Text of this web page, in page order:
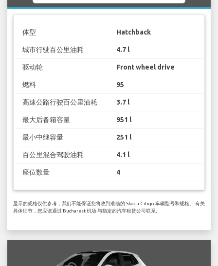
体型 Hatchback
城市行驶百公里油耗 4.7 l
驱动轮 Front wheel drive
燃料 95
高速公路行驶百公里油耗 3.7 l
最大后备箱容量 951 l
最小中继容量 251 l
百公里混合驾驶油耗 4.1 l
座位数量 4
显示的规格仅供参考，我们不能保证您将收到准确的 Skoda Citigo 车辆型号和规格。 有关
具体细节，您应该通过 Bucharest 机场 与指定的汽车租赁公司联系。